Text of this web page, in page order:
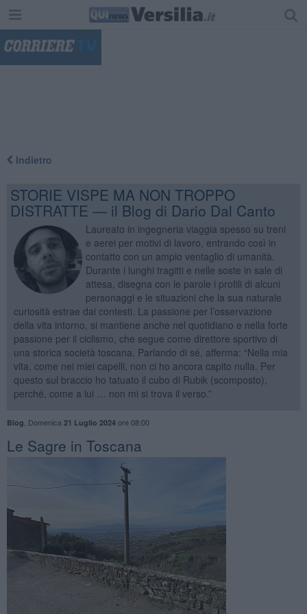
Indietro
STORIE VISPE MA NON TROPPO
DISTRATTE — il Blog di Dario Dal Canto
Laureato in ingegneria viaggia spesso su treni
e aerei per motivi di lavoro, entrando così in
contatto con un ampio ventaglio di umanità.
Durante i lunghi tragitti e nelle soste in sale di
attesa, disegna con le parole i profili di alcuni
personaggi e le situazioni che la sua naturale
curiosità estrae dai contesti. La passione per l’osservazione
della vita intorno, si mantiene anche nel quotidiano e nella forte
passione per il ciclismo, che segue come direttore sportivo di
una storica società toscana. Parlando di sé, afferma: “Nella mia
vita, come nei miei capelli, non ci ho ancora capito nulla. Per
questo sul braccio ho tatuato il cubo di Rubik (scomposto),
perché, come a lui … non mi si trova il verso.”
Blog Domenica 21 Luglio 2024ore 08:00
​Le Sagre in Toscana